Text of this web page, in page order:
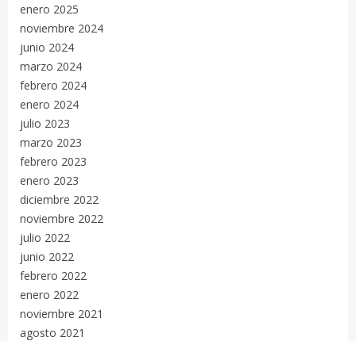
enero 2025
noviembre 2024
junio 2024
marzo 2024
febrero 2024
enero 2024
julio 2023
marzo 2023
febrero 2023
enero 2023
diciembre 2022
noviembre 2022
julio 2022
junio 2022
febrero 2022
enero 2022
noviembre 2021
agosto 2021